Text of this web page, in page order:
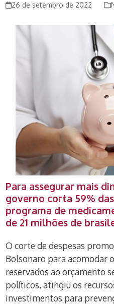
26 de setembro de 2022
Para assegurar mais
governo corta 59%
programa de
de 21 milhões de
O corte de despesas
Bolsonaro para acomodar
reservados ao orçamento
políticos, atingiu os
investimentos para